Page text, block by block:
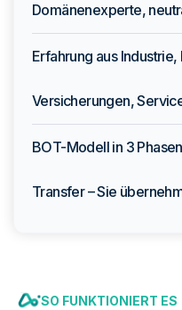
Domänenexperte,
Erfahrung aus
Versicherungen,
BOT-Modell in 3
Transfer – Sie
SO FUNKTIONIERT ES